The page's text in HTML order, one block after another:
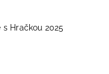
s Hračkou 2025